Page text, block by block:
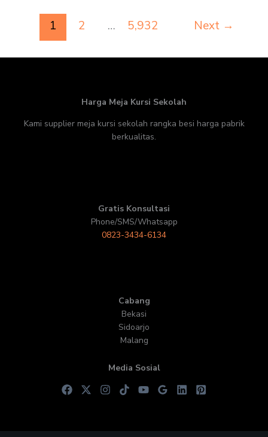
1 2 … 5,932 Next →
Harga Meja Kursi Sekolah
Kami supplier meja kursi sekolah rangka besi harga pabrik
berkualitas.
Gratis Konsultasi
Phone/SMS/Whatsapp
0823-3434-6134
Cabang
Bekasi
Sidoarjo
Malang
Media Sosial